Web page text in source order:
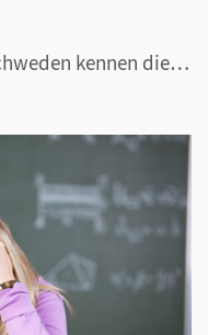
Schülerinnen und Schüler in Schweden kennen die Unterrichtsmethode „Grej of the day“, abgekürzt GOTD, denn sie ist im ganzen Land verbreitet. Inzwischen wird dieses Konzept auch in vielen anderen Ländern wie Norwegen, Dänemark, den Niederlanden, Frankreich, Belgien, Australien und Neuseeland erfolgr...